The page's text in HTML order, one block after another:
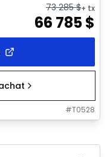
73 285$+ tx
66 785$
#T0528